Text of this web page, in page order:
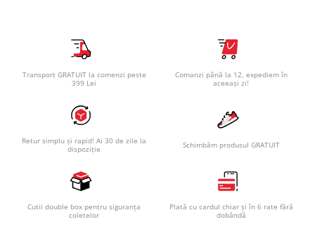
Transport GRATUIT la comenzi peste
399 Lei
Comanzi până la 12, expediem în
aceeași zi!
Retur simplu și rapid! Ai 30 de zile la
dispoziție
Schimbăm produsul GRATUIT
Cutii double box pentru siguranța
coletelor
Plată cu cardul chiar și în 6 rate fără
dobândă